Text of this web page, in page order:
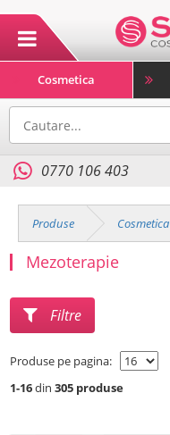
Cosmetica
0770 106 403
Produse Cosmetica
Mezoterapie
Filtre
Produse pe pagina:
1-16din 305 produse